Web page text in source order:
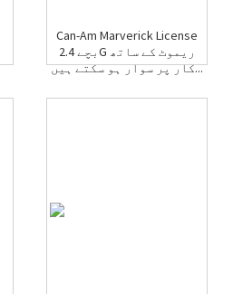
Can-Am Marverick License
بچے 2.4G ریموٹ کے ساتھ
کار پر سوار ہو سکتے ہیں...